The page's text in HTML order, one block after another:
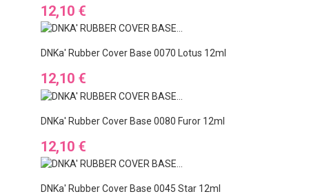
Cena
12,10 €
DNKa' Rubber Cover Base 0070 Lotus 12ml
Cena
12,10 €
DNKa' Rubber Cover Base 0080 Furor 12ml
Cena
12,10 €
DNKa' Rubber Cover Base 0045 Star 12ml